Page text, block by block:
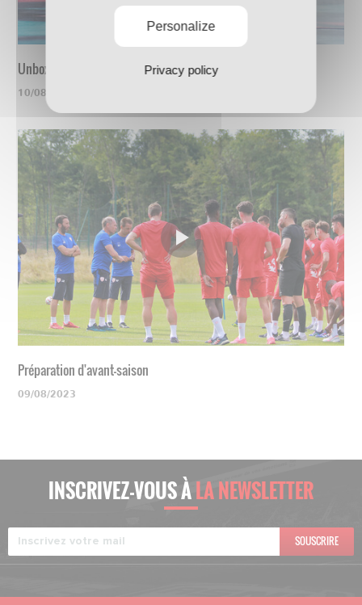
Unboxing du nouveau maillot
10/08/2023
Préparation d'avant-saison
09/08/2023
INSCRIVEZ-VOUS ÀLA NEWSLETTER
SOUSCRIRE
Personalize
Privacy policy